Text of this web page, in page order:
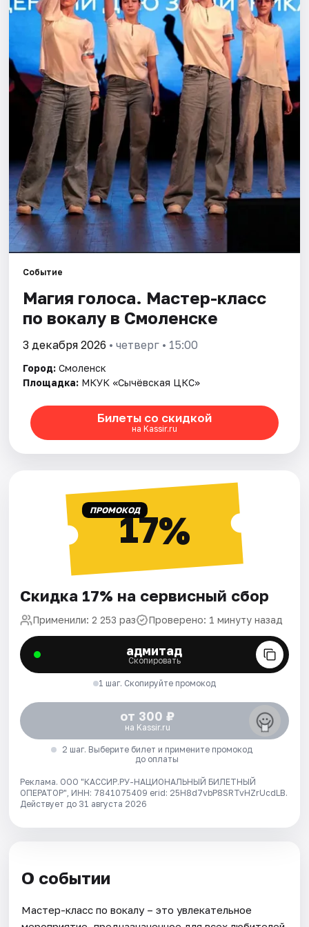
Города
Площадки
Артисты
Рейтинги
Событие
Магия голоса. Мастер-класс
по вокалу в Смоленске
3 декабря 2026 • четверг • 15:00
Город: Смоленск
Площадка: МКУК «Сычёвская ЦКС»
Билеты со скидкой
на Kassir.ru
ПРОМОКОД17%
Скидка 17% на сервисный сбор
Применили: 2 253 раз Проверено: 1 минуту назад
адмитад
Скопировать
1 шаг. Скопируйте промокод
от 300 ₽
на Kassir.ru
2 шаг. Выберите билет и примените промокод
до оплаты
Реклама. ООО "КАССИР.РУ-НАЦИОНАЛЬНЫЙ БИЛЕТНЫЙ
ОПЕРАТОР", ИНН: 7841075409 erid: 25H8d7vbP8SRTvHZrUcdLB.
Действует до 31 августа 2026
О событии
Мастер-класс по вокалу – это увлекательное